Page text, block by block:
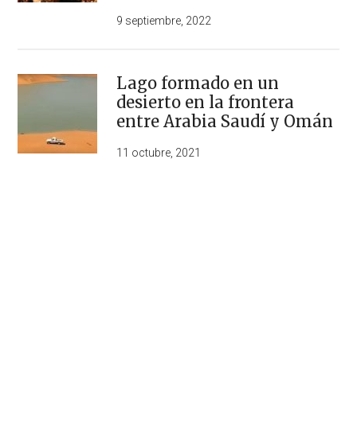
9 septiembre, 2022
Lago formado en un
desierto en la frontera
entre Arabia Saudí y Omán
11 octubre, 2021